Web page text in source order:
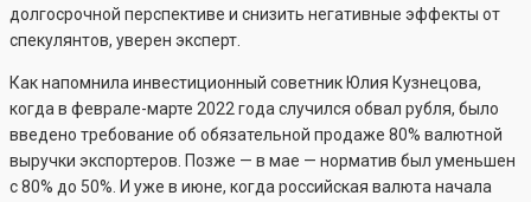
долгосрочной перспективе и снизить негативные эффекты от
спекулянтов, уверен эксперт.
Как напомнила инвестиционный советник Юлия Кузнецова,
когда в феврале-марте 2022 года случился обвал рубля, было
введено требование об обязательной продаже 80% валютной
выручки экспортеров. Позже — в мае — норматив был уменьшен
с 80% до 50%. И уже в июне, когда российская валюта начала